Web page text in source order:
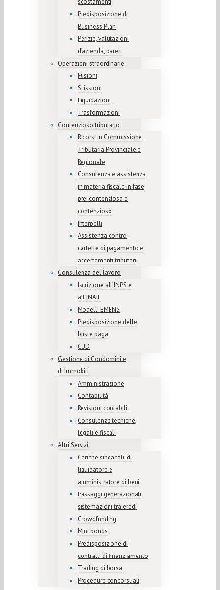
scostamenti
Predisposizione di
Business Plan
Perizie, valutazioni
d’azienda, pareri
Operazioni straordinarie
Fusioni
Scissioni
Liquidazioni
Trasformazioni
Contenzioso tributario
Ricorsi in Commissione
Tributaria Provinciale e
Regionale
Consulenza e assistenza
in materia fiscale in fase
pre-contenziosa e
contenzioso
Interpelli
Assistenza contro
cartelle di pagamento e
accertamenti tributari
Consulenza del lavoro
Iscrizione all’INPS e
all’INAIL
Modelli EMENS
Predisposizione delle
buste paga
CUD
Gestione di Condomini e
di Immobili
Amministrazione
Contabilità
Revisioni contabili
Consulenze tecniche,
legali e fiscali
Altri Servizi
Cariche sindacali, di
liquidatore e
amministratore di beni
Passaggi generazionali,
sistemazioni tra eredi
Crowdfunding
Mini bonds
Predisposizione di
contratti di finanziamento
Trading di borsa
Procedure concorsuali